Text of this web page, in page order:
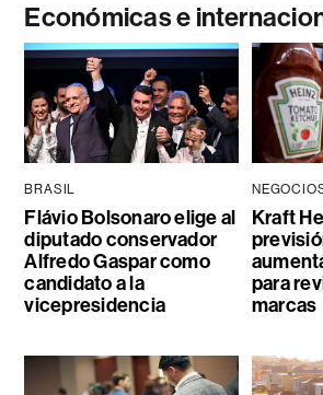
Económicas e
BRASIL
Flávio Bolsonaro elige al
diputado conservador
Alfredo Gaspar como
candidato a la
vicepresidencia
Kraft
para
marcas